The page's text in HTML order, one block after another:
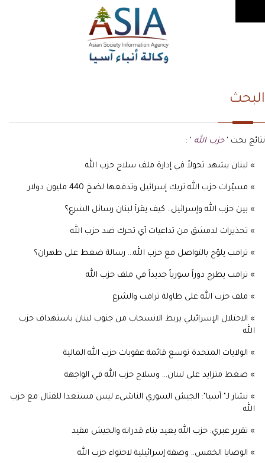
البحث
نتائج بحث 'حزب الله ' :
» لبنان يشهد تحولاً في إدارة ملف سلاح حزب الله
» مسيّرات حزب الله تربك إسرائيل وتدفعها لضخ 440 مليون دولار
» بين حزب الله وإسرائيل.. كيف يقرأ لبنان رسائل الشرع؟
» تحذيرات لدمشق من تداعيات أي تحرك ضد حزب الله
» ترامب يلوّح بالتواصل مع حزب الله... رسالة ضغط على طهران؟
» ترامب يطرح دوراً سورياً جديداً في ملف حزب الله
» ملف حزب الله على طاولة ترامب والشرع
» الاحتلال الإسرائيلي يربط الانسحاب من جنوب لبنان باستهداف حزب
الله
» الولايات المتحدة توسع قائمة عقوبات حزب الله المالية
» ضغط متزايد على لبنان... وسلاح حزب الله في الواجهة
» نشار لـ" آسيا": الجيش السوري الناشىء ليس مستعدا للقتال مع حزب
الله
» تقرير عبري: حزب الله يعيد بناء قدراته والجيش مقيد
» الوصايا الخمس.. وصفة إسرائيلية لاحتواء حزب الله